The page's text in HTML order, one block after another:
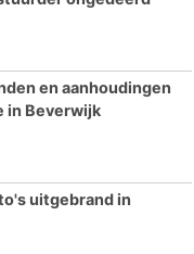
en aanhoudingen
in Beverwijk
uitgebrand in